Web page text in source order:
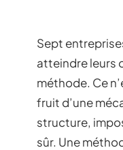
Sept
atteindre leurs
méthode. Ce
fruit d’une
structure,
sûr. Une